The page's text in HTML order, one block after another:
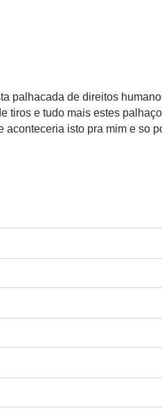
palhacada de direitos
tiros e tudo mais estes
aconteceria isto pra mim e so